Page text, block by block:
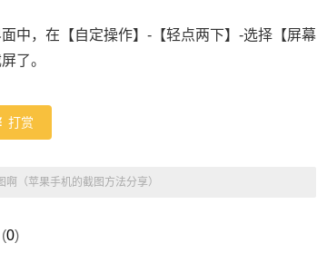
中，在【自定操作】-【轻点两下】-选择【屏幕
了。
打赏
（苹果手机的截图方法分享）
(0)